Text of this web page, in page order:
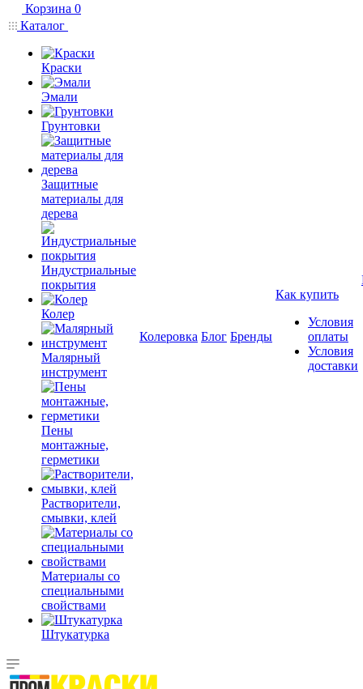
Корзина 0
Каталог
Краски
Эмали
Грунтовки
Защитные
материалы для
дерева
Индустриальные
покрытия
Колер
Малярный
инструмент
Пены
монтажные,
герметики
Растворители,
смывки, клей
Материалы со
специальными
свойствами
Штукатурка
Колеровка Блог Бренды
Как купить
Условия
оплаты
Условия
доставки